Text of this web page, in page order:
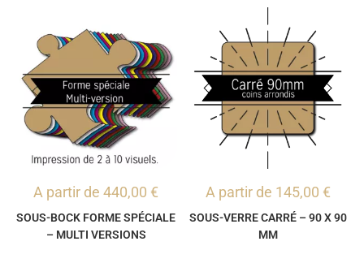
A partir de440,00 €
SOUS-BOCK FORME SPÉCIALE
– MULTI VERSIONS
A partir de 145,00 €
SOUS-VERRE CARRÉ – 90 X 90
MM